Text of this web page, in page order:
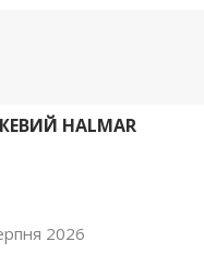
HALMAR
2026